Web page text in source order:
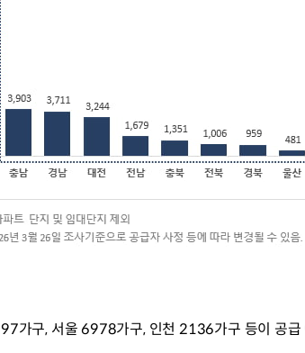
가구, 서울 6978가구, 인천 2136가구 등이 공급